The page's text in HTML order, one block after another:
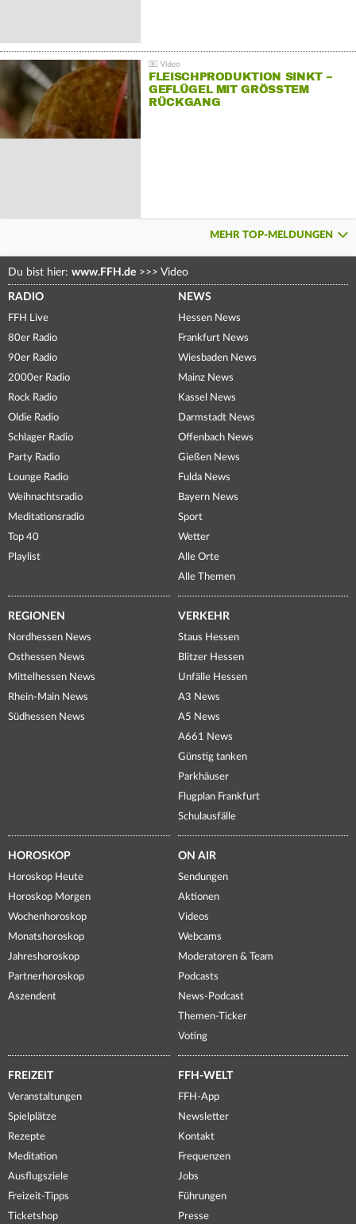
FLEISCHPRODUKTION SINKT –
GEFLÜGEL MIT GRÖSSTEM R
ÜCKGANG
MEHR TOP-MELDUNGEN
Du bist hier: www.FFH.de >>> Video
RADIO
FFH Live
80er Radio
90er Radio
2000er Radio
Rock Radio
Oldie Radio
Schlager Radio
Party Radio
Lounge Radio
Weihnachtsradio
Meditationsradio
Top 40
Playlist
NEWS
Hessen News
Frankfurt News
Wiesbaden News
Mainz News
Kassel News
Darmstadt News
Offenbach News
Gießen News
Fulda News
Bayern News
Sport
Wetter
Alle Orte
Alle Themen
REGIONEN
Nordhessen News
Osthessen News
Mittelhessen News
Rhein-Main News
Südhessen News
VERKEHR
Staus Hessen
Blitzer Hessen
Unfälle Hessen
A3 News
A5 News
A661 News
Günstig tanken
Parkhäuser
Flugplan Frankfurt
Schulausfälle
HOROSKOP
Horoskop Heute
Horoskop Morgen
Wochenhoroskop
Monatshoroskop
Jahreshoroskop
Partnerhoroskop
Aszendent
ON AIR
Sendungen
Aktionen
Videos
Webcams
Moderatoren & Team
Podcasts
News-Podcast
Themen-Ticker
Voting
FREIZEIT
Veranstaltungen
Spielplätze
Rezepte
Meditation
Ausflugsziele
Freizeit-Tipps
Ticketshop
FFH-WELT
FFH-App
Newsletter
Kontakt
Frequenzen
Jobs
Führungen
Presse